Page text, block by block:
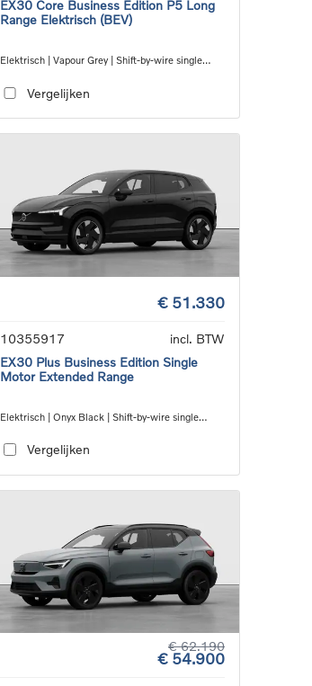
EX30 Core Business Edition P5 Long
Range Elektrisch (BEV)
Elektrisch | Vapour Grey | Shift-by-wire single
Vergelijken
€ 51.330
10355917
incl. BTW
EX30 Plus Business Edition Single
Motor Extended Range
Elektrisch | Onyx Black | Shift-by-wire single
Vergelijken
€ 62.190
€ 54.900